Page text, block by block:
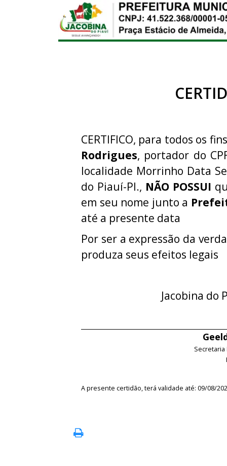
CERTIFICO, para todos os
Rodrigues, portador do
localidade Morrinho Data
do Piauí-PI., NÃO POSSUI
em seu nome junto a
até a presente data
Por ser a expressão da
produza seus efeitos legais
Jacobina do
A presente certidão, terá validade até: 09/08/